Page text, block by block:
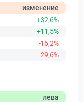
изменение
+32,6%
+11,5%
-16,2%
-29,6%
лева